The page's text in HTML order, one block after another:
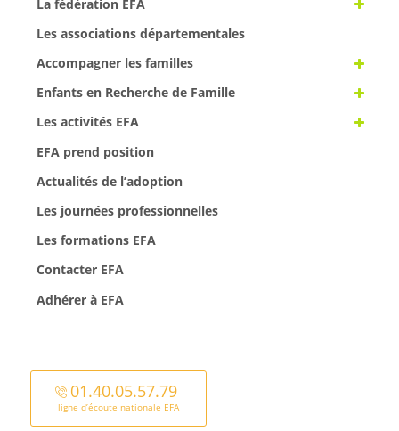
La fédération EFA
Les associations départementales
Accompagner les familles
Enfants en Recherche de Famille
Les activités EFA
EFA prend position
Actualités de l’adoption
Les journées professionnelles
Les formations EFA
Contacter EFA
Adhérer à EFA
01.40.05.57.79
ligne d’écoute nationale EFA